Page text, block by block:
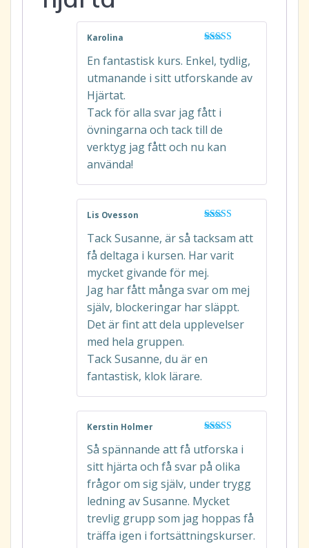
av 5
Karolina
En fantastisk kurs. Enkel, tydlig,
utmanande i sitt utforskande av
Hjärtat.
Tack för alla svar jag fått i
övningarna och tack till de
verktyg jag fått och nu kan
använda!
av 5
Lis Ovesson
Tack Susanne, är så tacksam att
få deltaga i kursen. Har varit
mycket givande för mej.
Jag har fått många svar om mej
själv, blockeringar har släppt.
Det är fint att dela upplevelser
med hela gruppen.
Tack Susanne, du är en
fantastisk, klok lärare.
av 5
Kerstin Holmer
Så spännande att få utforska i
sitt hjärta och få svar på olika
frågor om sig själv, under trygg
ledning av Susanne. Mycket
trevlig grupp som jag hoppas få
träffa igen i fortsättningskurser.